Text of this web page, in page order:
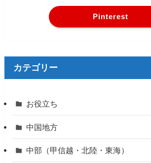
Pinterest
カテゴリー
お役立ち
中国地方
中部（甲信越・北陸・東海）